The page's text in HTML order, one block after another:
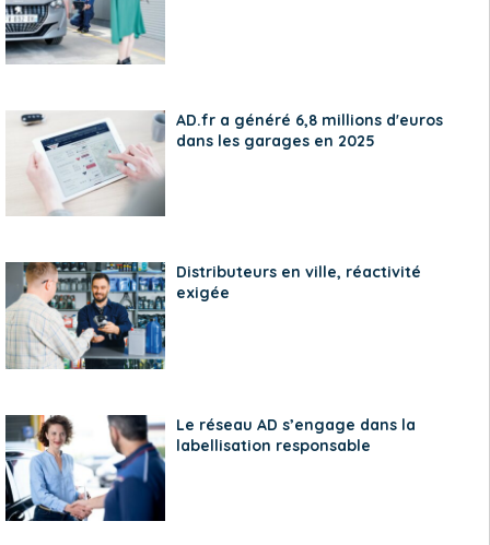
AD.fr a généré 6,8 millions d'euros
dans les garages en 2025
Distributeurs en ville, réactivité
exigée
Le réseau AD s’engage dans la
labellisation responsable